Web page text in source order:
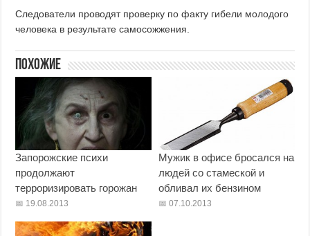
Следователи проводят проверку по факту гибели молодого
человека в результате самосожжения.
Похожие
Запорожские психи
продолжают
терроризировать горожан
19.08.2013
Мужик в офисе бросался на
людей со стамеской и
обливал их бензином
07.10.2013